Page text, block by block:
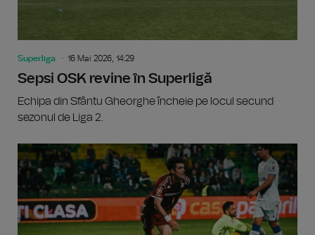
Superliga 16 Mai 2026, 14:29
Sepsi OSK revine în Superligă
Echipa din Sfântu Gheorghe încheie pe locul secund
sezonul de Liga 2.